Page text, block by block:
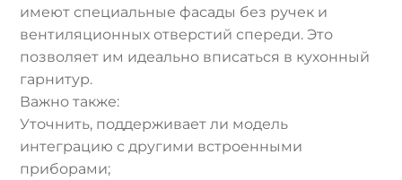
имеют специальные фасады без ручек и
вентиляционных отверстий спереди. Это
позволяет им идеально вписаться в кухонный
гарнитур.
Важно также:
Уточнить, поддерживает ли модель
интеграцию с другими встроенными
приборами;